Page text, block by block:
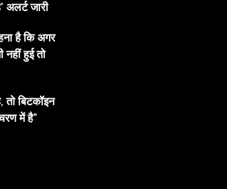
अलर्ट जारी
है कि अगर
नहीं हुई तो
तो बिटकॉइन
में है”